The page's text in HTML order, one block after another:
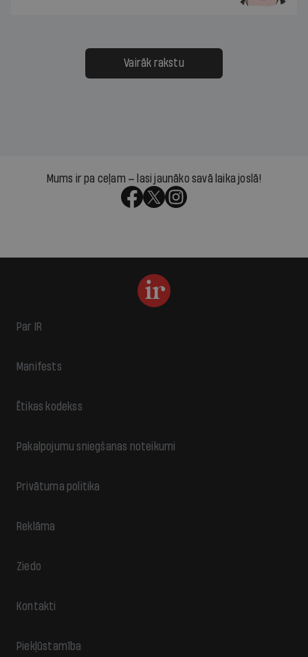
Vairāk rakstu
Mums ir pa ceļam — lasi jaunāko savā laika joslā!
Par IR
Manifests
Ētikas kodekss
Pakalpojumu sniegšanas noteikumi
Privātuma politika
Reklāma
Ziedo
Kontakti
Piekļūstamība